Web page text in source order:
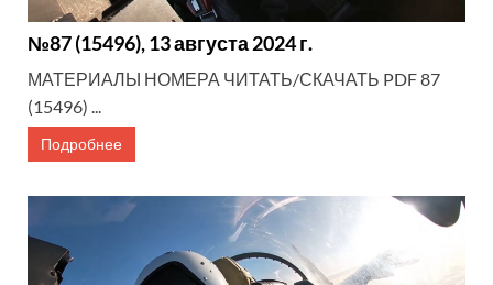
№87 (15496), 13 августа 2024 г.
МАТЕРИАЛЫ НОМЕРА ЧИТАТЬ/СКАЧАТЬ PDF 87
(15496) ...
Подробнее